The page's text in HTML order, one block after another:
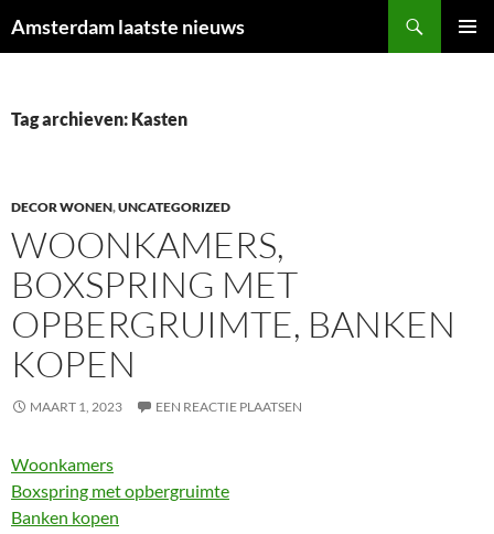
naar
Amsterdam laatste nieuws
Tag archieven: Kasten
DECOR WONEN,UNCATEGORIZED
WOONKAMERS,
BOXSPRING MET
OPBERGRUIMTE, BANKEN
KOPEN
MAART 1, 2023 EEN REACTIE PLAATSEN
Woonkamers
Boxspring met opbergruimte
Banken kopen